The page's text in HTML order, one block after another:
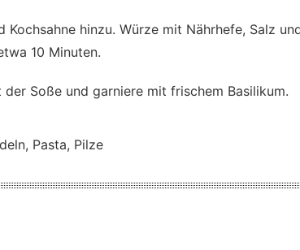
Kochsahne hinzu. Würze mit Nährhefe, Salz
10 Minuten.
Soße und garniere mit frischem Basilikum.
Pasta, Pilze